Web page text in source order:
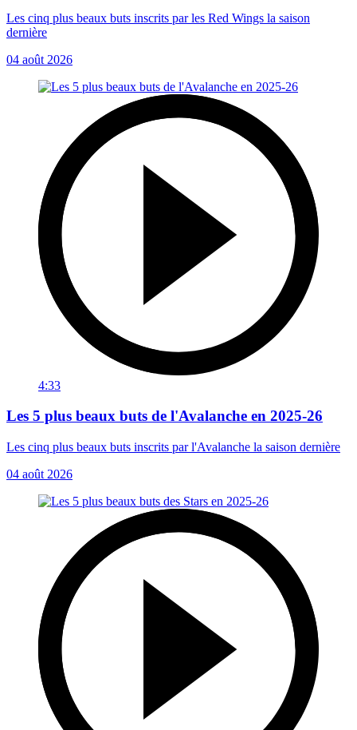
Les cinq plus beaux buts inscrits par les Red Wings la saison
dernière
04 août 2026
4:33
Les 5 plus beaux buts de l'Avalanche en 2025-26
Les cinq plus beaux buts inscrits par l'Avalanche la saison dernière
04 août 2026